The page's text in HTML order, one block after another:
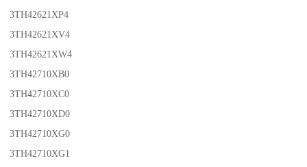
3TH42621XP4
3TH42621XV4
3TH42621XW4
3TH42710XB0
3TH42710XC0
3TH42710XD0
3TH42710XG0
3TH42710XG1